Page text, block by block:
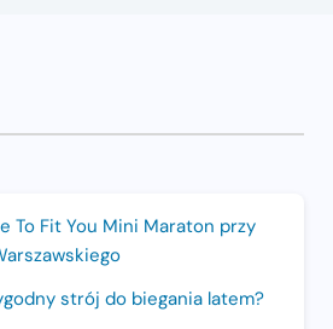
To Fit You Mini Maraton przy
strój do biegania latem?